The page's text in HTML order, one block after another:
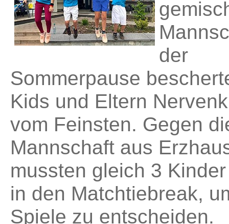
der
Sommerpause
Kids und Eltern
vom Feinsten. Gegen
Mannschaft aus
mussten gleich 3
in den Matchtiebreak,
Spiele zu entscheiden.